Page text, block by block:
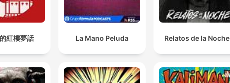
紅樓夢話 La Mano Peluda Relatos de la Noche